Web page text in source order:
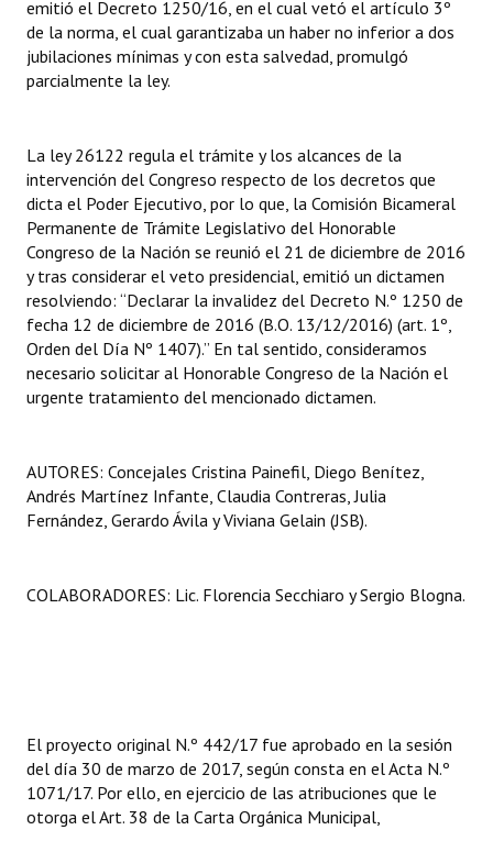
Huéspedes de Honor - Registro
Antiguos Pobladores - Registro
Bariloche, Municipio intercultural
Entrega de distinciones
REFORMA DE LA CARTA ORGÁNICA
emitió el Decreto 1250/16, en el cual vetó el artículo 3º
de la norma, el cual garantizaba un haber no inferior a dos
jubilaciones mínimas y con esta salvedad, promulgó
parcialmente la ley.
La ley 26122 regula el trámite y los alcances de la
intervención del Congreso respecto de los decretos que
dicta el Poder Ejecutivo, por lo que, la Comisión Bicameral
Permanente de Trámite Legislativo del Honorable
Congreso de la Nación se reunió el 21 de diciembre de 2016
y tras considerar el veto presidencial, emitió un dictamen
resolviendo: “Declarar la invalidez del Decreto N.º 1250 de
fecha 12 de diciembre de 2016 (B.O. 13/12/2016) (art. 1º,
Orden del Día Nº 1407).” En tal sentido, consideramos
necesario solicitar al Honorable Congreso de la Nación el
urgente tratamiento del mencionado dictamen.
AUTORES: Concejales Cristina Painefil, Diego Benítez,
Andrés Martínez Infante, Claudia Contreras, Julia
Fernández, Gerardo Ávila y Viviana Gelain (JSB).
COLABORADORES: Lic. Florencia Secchiaro y Sergio Blogna.
El proyecto original N.º 442/17 fue aprobado en la sesión
del día 30 de marzo de 2017, según consta en el Acta N.º
1071/17. Por ello, en ejercicio de las atribuciones que le
otorga el Art. 38 de la Carta Orgánica Municipal,